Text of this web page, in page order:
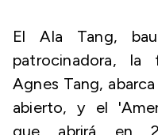
El Ala Tang,
patrocinadora, la
Agnes Tang,
abierto, y el
que abrirá en